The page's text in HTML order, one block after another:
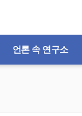
언론 속 연구소